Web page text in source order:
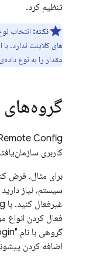
تنظیم کرد.
نکته:
های کلاینت ندارد.
مقدار را به نوع
گروه‌های
Config
کاربری
برای مثال، فرض
سیستم، نیاز
غیرفعال کنید. با
فعال کردن انواع
اضافه کردن